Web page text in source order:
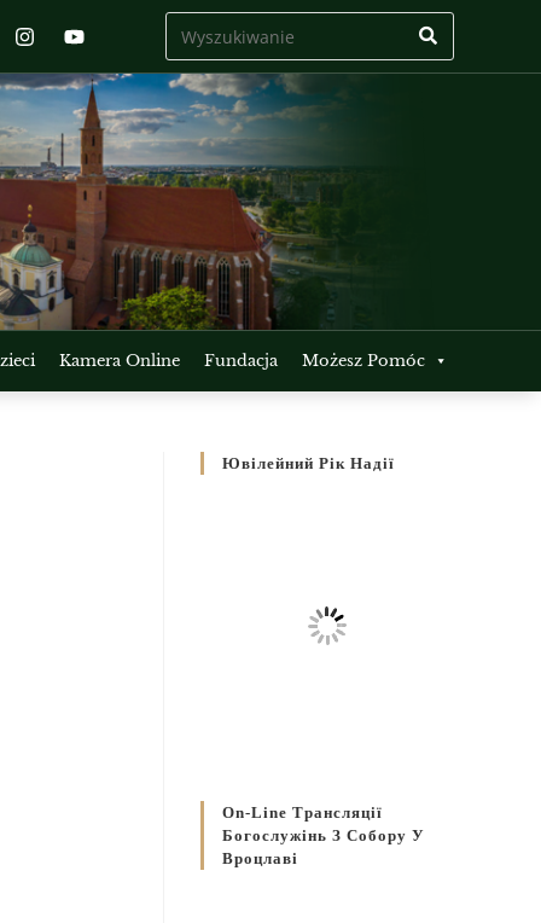
Kamera Online Fundacja Możesz Pomóc
Ювілейний Рік Надії
On-Line Трансляції
Богослужінь З Собору У
Вроцлаві